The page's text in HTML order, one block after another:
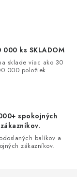
000 ks SKLADOM
sklade viac ako 30
000 položiek.
spokojných
zákazníkov.
balíkov a
zákazníkov.